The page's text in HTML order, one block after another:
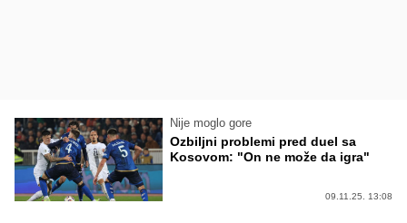
Nije moglo gore
Ozbiljni problemi pred duel sa
Kosovom: "On ne može da igra"
09.11.25. 13:08